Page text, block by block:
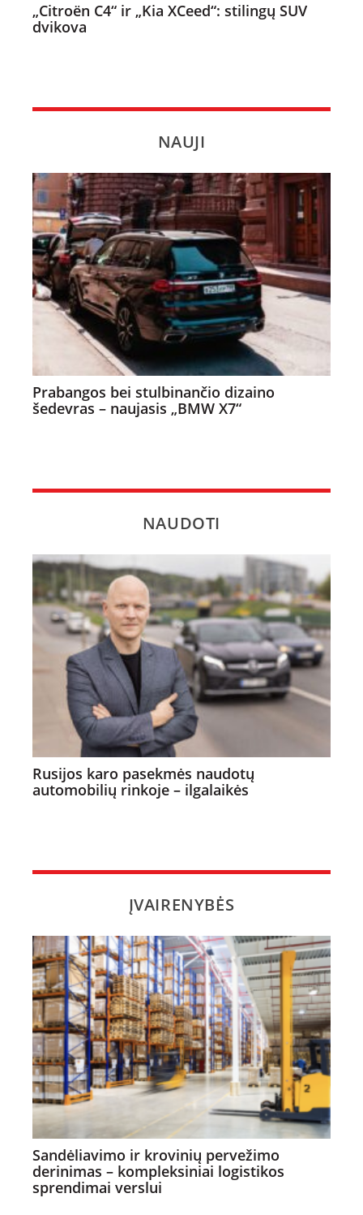
„Citroën C4“ ir „Kia XCeed“: stilingų SUV
dvikova
NAUJI
Prabangos bei stulbinančio dizaino
šedevras – naujasis „BMW X7“
NAUDOTI
Rusijos karo pasekmės naudotų
automobilių rinkoje – ilgalaikės
ĮVAIRENYBĖS
Sandėliavimo ir krovinių pervežimo
derinimas – kompleksiniai logistikos
sprendimai verslui